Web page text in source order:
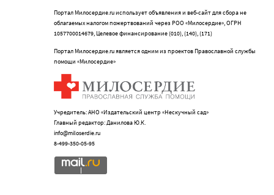
Портал Милосердие.ru использует объявления и веб-сайт для сбора не
облагаемых налогом пожертвований через РОО «Милосердие», ОГРН
1057700014679, Целевое финансирование (010), (140), (171)
Портал Милосердие.ru является одним из проектов Православной службы
помощи «Милосердие»
Учредитель: АНО «Издательский центр «Нескучный сад»
Главный редактор: Данилова Ю.К.
info@miloserdie.ru
8-499-350-05-95